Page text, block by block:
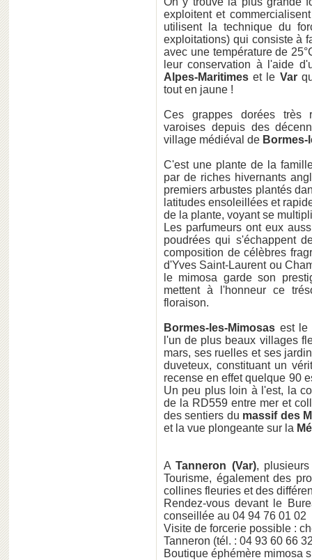
exploitent et
utilisent la technique du
exploitations) qui consiste à
avec une température de
leur conservation à l'aide
Alpes-Maritimes et le Var
tout en jaune !
Ces grappes dorées très
varoises depuis des
village médiéval de Bormes-
C'est une plante de la
par de riches hivernants
premiers arbustes plantés
latitudes ensoleillées et
de la plante, voyant se
Les parfumeurs ont eux
poudrées qui s'échappent
composition de célèbres
d'Yves Saint-Laurent ou
le mimosa garde son
mettent à l'honneur ce
floraison.
Bormes-les-Mimosas est le
l'un de plus beaux villages
mars, ses ruelles et ses
duveteux, constituant un
recense en effet quelque 90
Un peu plus loin à l'est, la
de la RD559 entre mer et
des sentiers du massif des
et la vue plongeante sur la
ATanneron (Var),
Tourisme, également des
collines fleuries et des
Rendez-vous devant le
conseillée au 04 94 76 01 02
Visite de forcerie possible :
Tanneron (tél. : 04 93 60 66
Boutique éphémère mimosa